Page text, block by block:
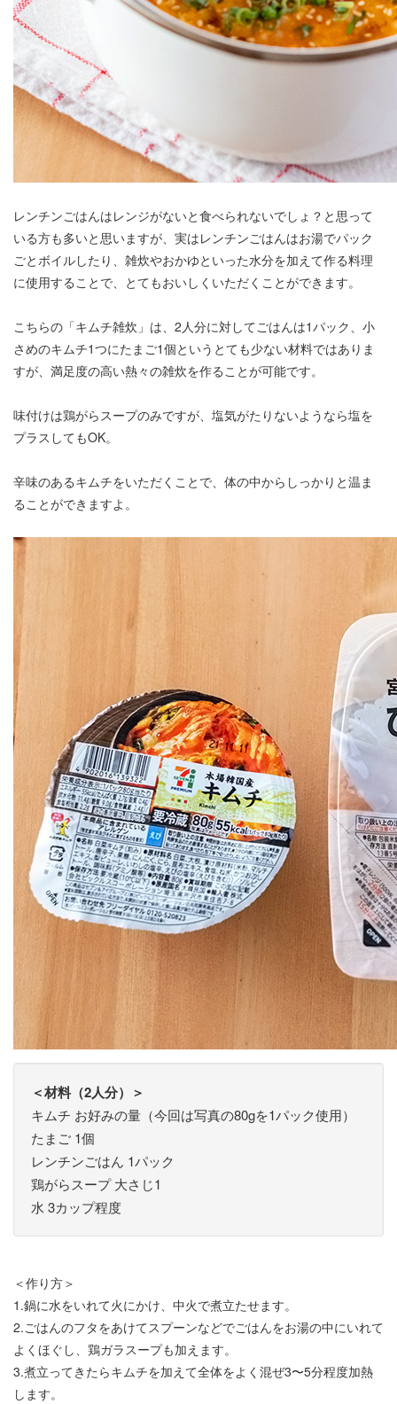
レンチンごはんはレンジがないと食べられないでしょ？と思って
いる方も多いと思いますが、実はレンチンごはんはお湯でパック
ごとボイルしたり、雑炊やおかゆといった水分を加えて作る料理
に使用することで、とてもおいしくいただくことができます。
こちらの「キムチ雑炊」は、2人分に対してごはんは1パック、小
さめのキムチ1つにたまご1個というとても少ない材料ではありま
すが、満足度の高い熱々の雑炊を作ることが可能です。
味付けは鶏がらスープのみですが、塩気がたりないようなら塩を
プラスしてもOK。
辛味のあるキムチをいただくことで、体の中からしっかりと温ま
ることができますよ。
＜材料（2人分）＞
キムチ お好みの量（今回は写真の80gを1パック使用）
たまご 1個
レンチンごはん 1パック
鶏がらスープ 大さじ1
水 3カップ程度
＜作り方＞
1.鍋に水をいれて火にかけ、中火で煮立たせます。
2.ごはんのフタをあけてスプーンなどでごはんをお湯の中にいれて
よくほぐし、鶏ガラスープも加えます。
3.煮立ってきたらキムチを加えて全体をよく混ぜ3〜5分程度加熱
します。